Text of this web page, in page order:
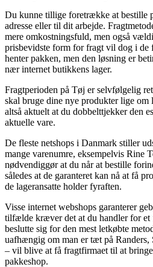
Du kunne tillige foretrække at bestille
adresse eller til dit arbejde.
mere omkostningsfuld, men også
prisbevidste form for fragt vil dog i
henter pakken, men den løsning er
nær internet butikkens lager.
Fragtperioden på Tøj er selvfølgelig
skal bruge dine nye produkter lige om
altså aktuelt at du dobbelttjekker den
aktuelle vare.
De fleste netshops i Danmark stiller
mange varenumre, eksempelvis Rine
nødvendiggør at du når at bestille
således at de garanteret kan nå at få
de lageransatte holder fyraften.
Visse internet webshops garanterer
tilfælde kræver det at du handler for et
beslutte sig for den mest letkøbte
uafhængig om man er tæt på Randers,
– vil blive at få fragtfirmaet til at
pakkeshop.